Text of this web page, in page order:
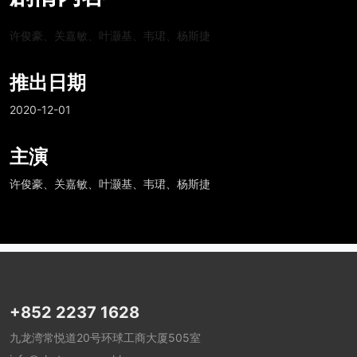
许俊豪、关嘉敏、叶灏基、韦珺、杨斯捷
推出日期
2020-12-01
主演
许俊豪、关嘉敏、叶灏基、韦珺、杨斯捷
+852 2237 1628
九龙湾常悦道20号环球工商大厦505室